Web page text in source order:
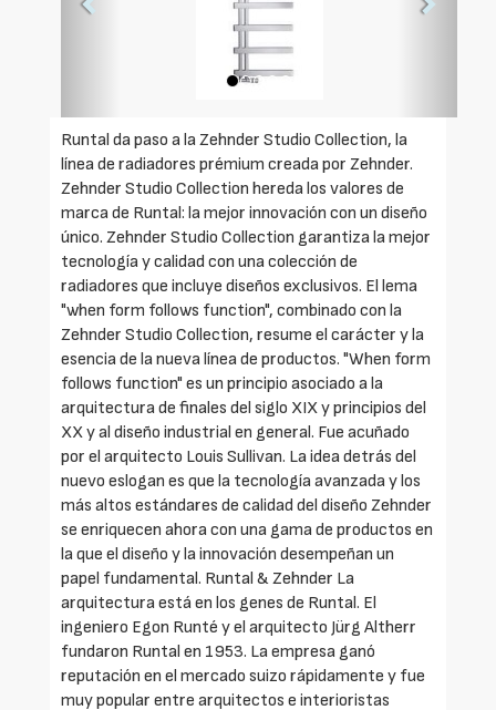
Runtal da paso a la Zehnder Studio Collection, la
línea de radiadores prémium creada por Zehnder.
Zehnder Studio Collection hereda los valores de
marca de Runtal: la mejor innovación con un diseño
único. Zehnder Studio Collection garantiza la mejor
tecnología y calidad con una colección de
radiadores que incluye diseños exclusivos. El lema
"when form follows function", combinado con la
Zehnder Studio Collection, resume el carácter y la
esencia de la nueva línea de productos. "When form
follows function" es un principio asociado a la
arquitectura de finales del siglo XIX y principios del
XX y al diseño industrial en general. Fue acuñado
por el arquitecto Louis Sullivan. La idea detrás del
nuevo eslogan es que la tecnología avanzada y los
más altos estándares de calidad del diseño Zehnder
se enriquecen ahora con una gama de productos en
la que el diseño y la innovación desempeñan un
papel fundamental. Runtal & Zehnder La
arquitectura está en los genes de Runtal. El
ingeniero Egon Runté y el arquitecto Jürg Altherr
fundaron Runtal en 1953. La empresa ganó
reputación en el mercado suizo rápidamente y fue
muy popular entre arquitectos e interioristas